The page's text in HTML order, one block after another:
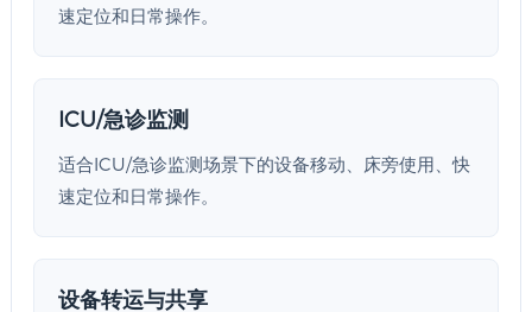
速定位和日常操作。
ICU/急诊监测
适合ICU/急诊监测场景下的设备移动、床旁使用、快
速定位和日常操作。
设备转运与共享